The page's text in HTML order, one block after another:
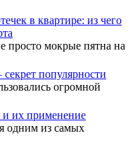
в квартире: из чего
просто мокрые пятна на
популярности
огромной
их применение
одним из самых